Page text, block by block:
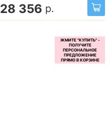
28 356 р.